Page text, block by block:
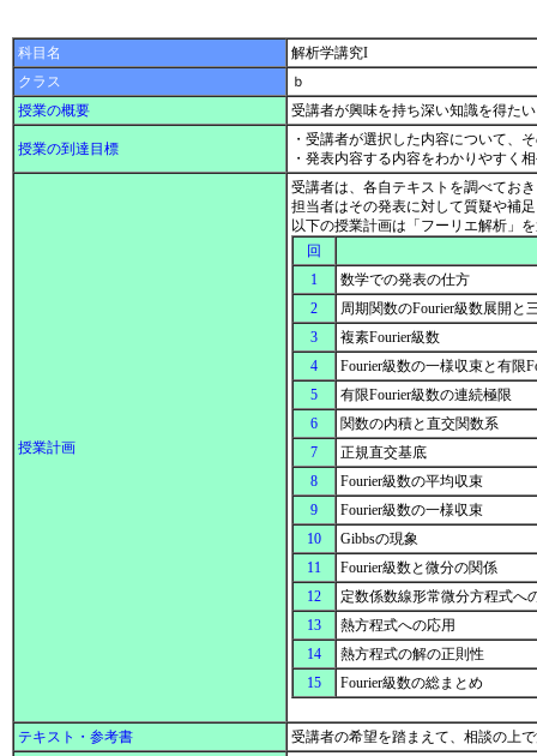
科目名
解析学講究I
クラス
ｂ
授業の概要
受講者が興味を持ち深い知識を得た
授業の到達目標
・受講者が選択した内容について、
・発表内容する内容をわかりやすく
授業計画
受講者は、各自テキストを調べてお
担当者はその発表に対して質疑や補
以下の授業計画は「フーリエ解析」
回
1
数学での発表の仕方
2
周期関数のFourier級数展開と
3
複素Fourier級数
4
Fourier級数の一様収束と有限
5
有限Fourier級数の連続極限
6
関数の内積と直交関数系
7
正規直交基底
8
Fourier級数の平均収束
9
Fourier級数の一様収束
10
Gibbsの現象
11
Fourier級数と微分の関係
12
定数係数線形常微分方程式へ
13
熱方程式への応用
14
熱方程式の解の正則性
15
Fourier級数の総まとめ
テキスト・参考書
受講者の希望を踏まえて、相談の上